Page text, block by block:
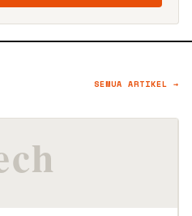
SEMUA ARTIKEL →